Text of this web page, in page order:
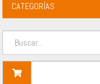
CATEGORÍAS